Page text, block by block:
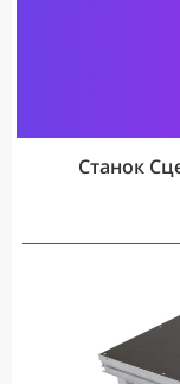
Станок